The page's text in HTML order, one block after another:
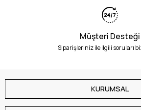
Müşteri Desteği
Siparişleriniz ile ilgili soruları
KURUMSAL